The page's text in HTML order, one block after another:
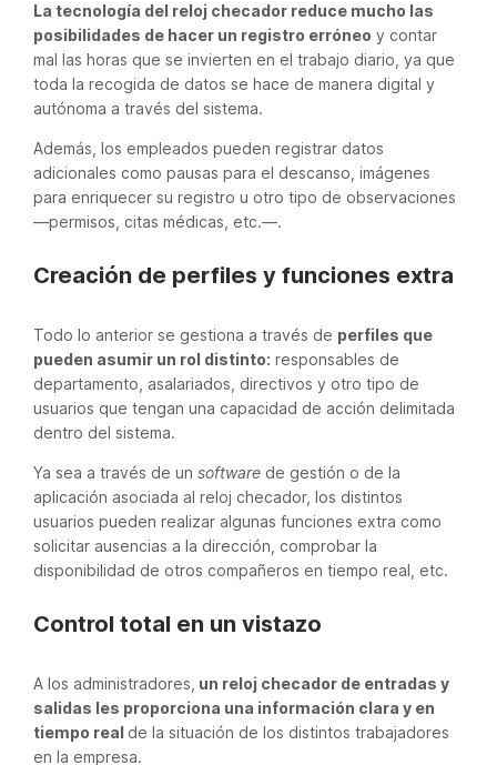
La tecnología del reloj checador reduce mucho las
posibilidades de hacer un registro erróneo y contar
mal las horas que se invierten en el trabajo diario, ya que
toda la recogida de datos se hace de manera digital y
autónoma a través del sistema.
Además, los empleados pueden registrar datos
adicionales como pausas para el descanso, imágenes
para enriquecer su registro u otro tipo de observaciones
—permisos, citas médicas, etc.—.
Creación de perfiles y funciones extra
Todo lo anterior se gestiona a través de perfiles que
pueden asumir un rol distinto: responsables de
departamento, asalariados, directivos y otro tipo de
usuarios que tengan una capacidad de acción delimitada
dentro del sistema.
Ya sea a través de un software de gestión o de la
aplicación asociada al reloj checador, los distintos
usuarios pueden realizar algunas funciones extra como
solicitar ausencias a la dirección, comprobar la
disponibilidad de otros compañeros en tiempo real, etc.
Control total en un vistazo
A los administradores, un reloj checador de entradas y
salidas les proporciona una información clara y en
tiempo real de la situación de los distintos trabajadores
en la empresa.